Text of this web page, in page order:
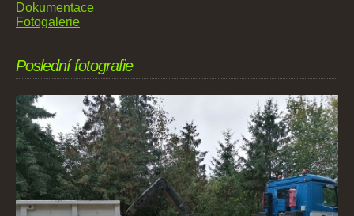
Dokumentace
Fotogalerie
Poslední fotografie